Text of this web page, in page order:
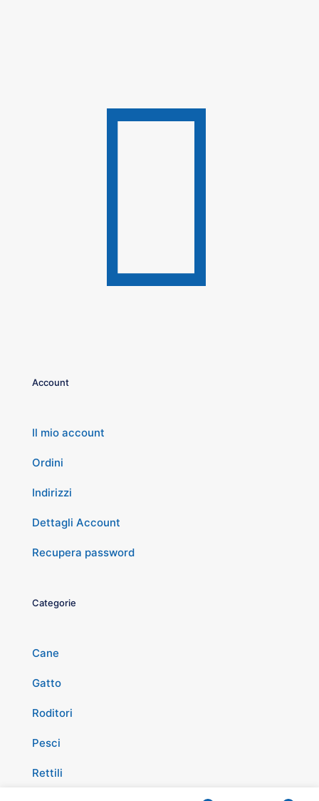
Account
Il mio account
Ordini
Indirizzi
Dettagli Account
Recupera password
Categorie
Cane
Gatto
Roditori
Pesci
Rettili